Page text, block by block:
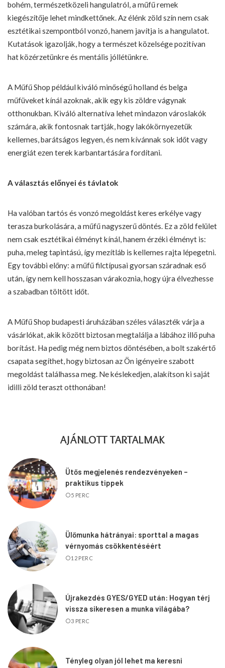
bohém, természetközeli hangulatról, a műfű remek
kiegészítője lehet mindkettőnek. Az élénk zöld szín nem csak
esztétikai szempontból vonzó, hanem javítja is a hangulatot.
Kutatások igazolják, hogy a természet közelsége pozitívan
hat közérzetünkre és mentális jóllétünkre.
A Műfű Shop például kiváló minőségű holland és belga
műfüveket kínál azoknak, akik egy kis zöldre vágynak
otthonukban. Kiváló alternatíva lehet mindazon városlakók
számára, akik fontosnak tartják, hogy lakókörnyezetük
kellemes, barátságos legyen, és nem kívánnak sok időt vagy
energiát ezen terek karbantartására fordítani.
A választás előnyei és távlatok
Ha valóban tartós és vonzó megoldást keres erkélye vagy
terasza burkolására, a műfű nagyszerű döntés. Ez a zöld felület
nem csak esztétikai élményt kínál, hanem érzéki élményt is:
puha, meleg tapintású, így mezítláb is kellemes rajta lépegetni.
Egy további előny: a műfű filctípusai gyorsan száradnak eső
után, így nem kell hosszasan várakoznia, hogy újra élvezhesse
a szabadban töltött időt.
A Műfű Shop budapesti áruházában széles választék várja a
vásárlókat, akik között biztosan megtalálja a lábához illő puha
borítást. Ha pedig még nem biztos döntésében, a bolt szakértő
csapata segíthet, hogy biztosan az Ön igényeire szabott
megoldást találhassa meg. Ne késlekedjen, alakítson ki saját
idilli zöld teraszt otthonában!
AJÁNLOTT TARTALMAK
Ütős megjelenés rendezvényeken –
praktikus tippek
5 PERC
Ülőmunka hátrányai: sporttal a magas
vérnyomás csökkentéséért
12 PERC
Újrakezdés GYES/GYED után: Hogyan térj
vissza sikeresen a munka világába?
3 PERC
Tényleg olyan jól lehet ma keresni